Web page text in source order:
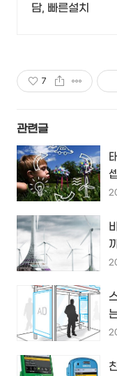
담, 빠른설치
7
관련글